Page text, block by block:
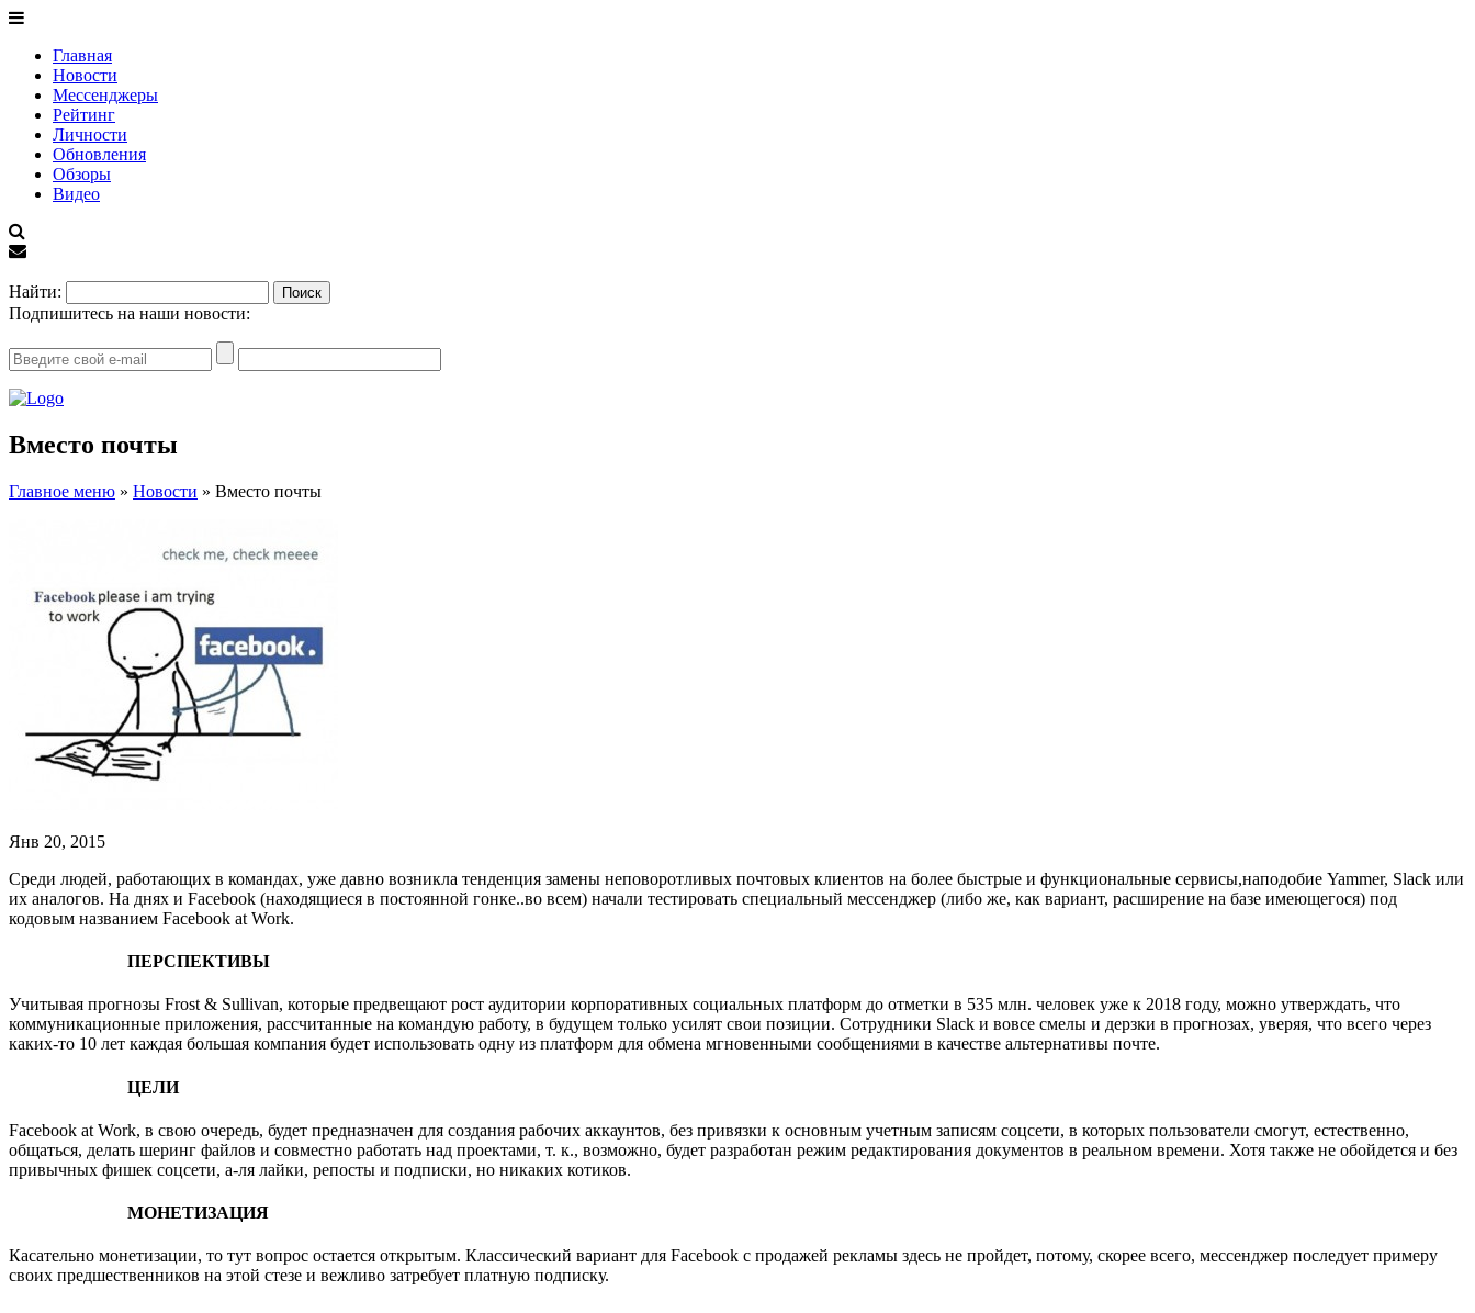
Главная
Новости
Мессенджеры
Рейтинг
Личности
Обновления
Обзоры
Видео
Найти:
Подпишитесь на наши новости:
Вместо почты
Главное меню » Новости » Вместо почты
Янв 20, 2015
Среди людей, работающих в командах, уже давно возникла тенденция замены неповоротливых почтовых клиентов на более быстрые и функциональные сервисы,наподобие Yammer, Slack или
их аналогов. На днях и Facebook (находящиеся в постоянной гонке..во всем) начали тестировать специальный мессенджер (либо же, как вариант, расширение на базе имеющегося) под
кодовым названием Facebook at Work.
ПЕРСПЕКТИВЫ
Учитывая прогнозы Frost & Sullivan, которые предвещают рост аудитории корпоративных социальных платформ до отметки в 535 млн. человек уже к 2018 году, можно утверждать, что
коммуникационные приложения, рассчитанные на командую работу, в будущем только усилят свои позиции. Сотрудники Slack и вовсе смелы и дерзки в прогнозах, уверяя, что всего через
каких-то 10 лет каждая большая компания будет использовать одну из платформ для обмена мгновенными сообщениями в качестве альтернативы почте.
ЦЕЛИ
Facebook at Work, в свою очередь, будет предназначен для создания рабочих аккаунтов, без привязки к основным учетным записям соцсети, в которых пользователи смогут, естественно,
общаться, делать шеринг файлов и совместно работать над проектами, т. к., возможно, будет разработан режим редактирования документов в реальном времени. Хотя также не обойдется и без
привычных фишек соцсети, а-ля лайки, репосты и подписки, но никаких котиков.
МОНЕТИЗАЦИЯ
Касательно монетизации, то тут вопрос остается открытым. Классический вариант для Facebook с продажей рекламы здесь не пройдет, потому, скорее всего, мессенджер последует примеру
своих предшественников на этой стезе и вежливо затребует платную подписку.